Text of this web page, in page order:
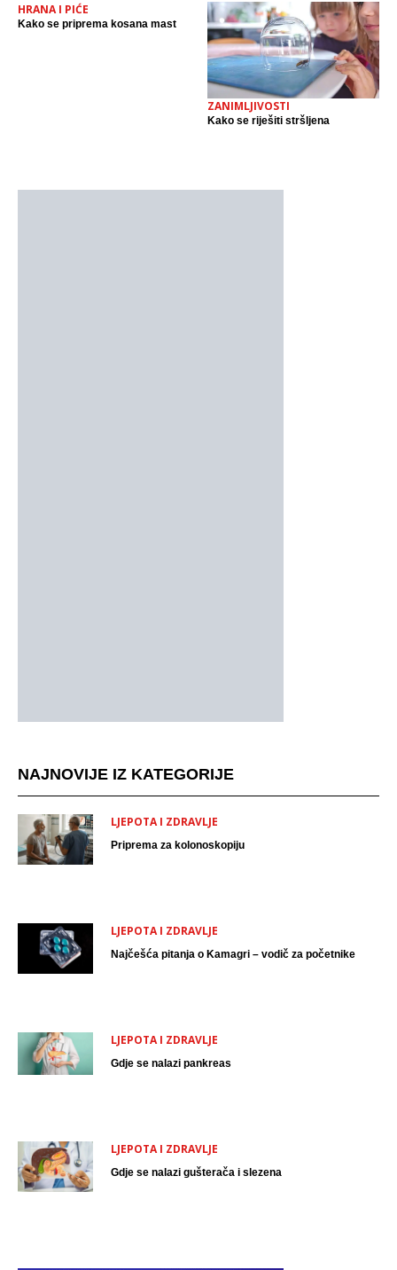
HRANA I PIĆE
Kako se priprema kosana mast
ZANIMLJIVOSTI
Kako se riješiti stršljena
NAJNOVIJE IZ KATEGORIJE
LJEPOTA I ZDRAVLJE
Priprema za kolonoskopiju
LJEPOTA I ZDRAVLJE
Najčešća pitanja o Kamagri – vodič za početnike
LJEPOTA I ZDRAVLJE
Gdje se nalazi pankreas
LJEPOTA I ZDRAVLJE
Gdje se nalazi gušterača i slezena